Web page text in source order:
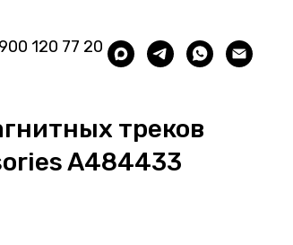
120 77 20
треков
A484433